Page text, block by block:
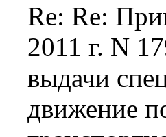
Re: Re:
2011 г. N
выдачи
движение